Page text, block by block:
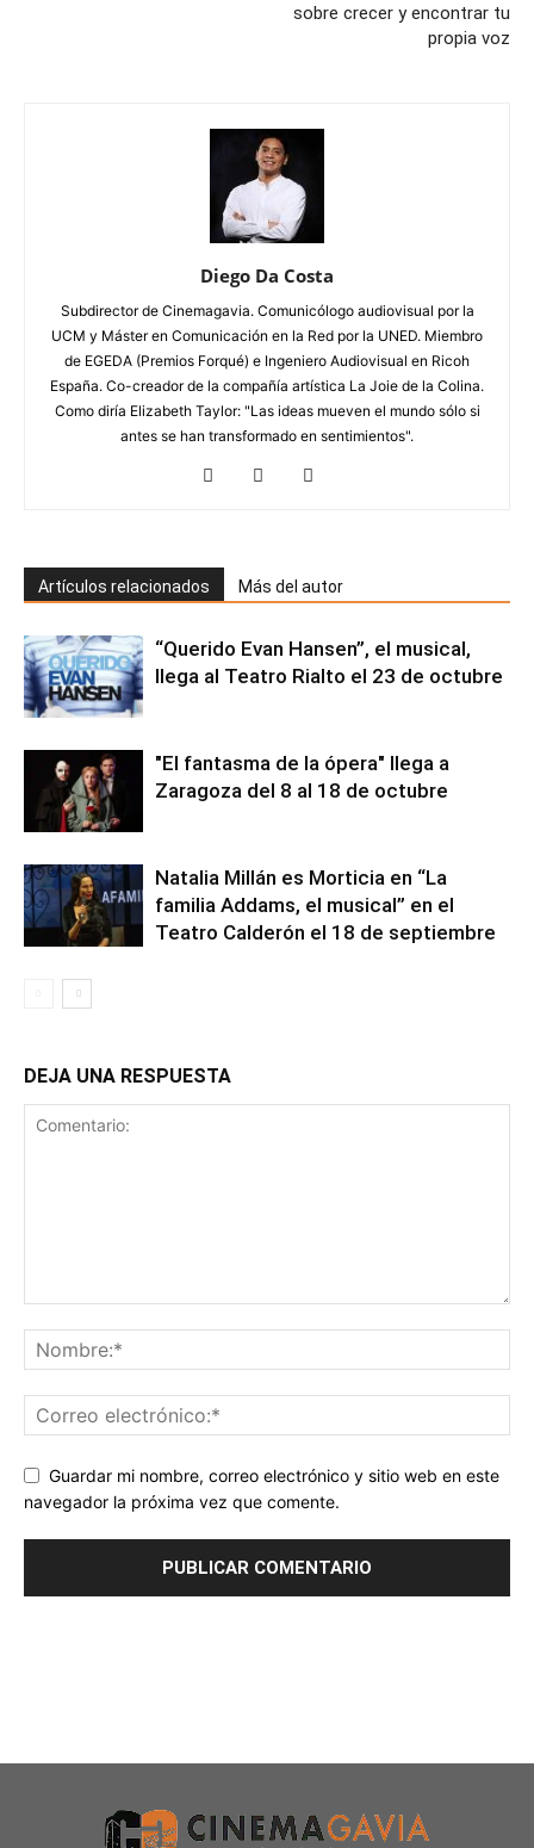
sobre crecer y encontrar tu
propia voz
Diego Da Costa
Subdirector de Cinemagavia. Comunicólogo audiovisual por la
UCM y Máster en Comunicación en la Red por la UNED. Miembro
de EGEDA (Premios Forqué) e Ingeniero Audiovisual en Ricoh
España. Co-creador de la compañía artística La Joie de la Colina.
Como diría Elizabeth Taylor: "Las ideas mueven el mundo sólo si
antes se han transformado en sentimientos".
Artículos relacionados Más del autor
“Querido Evan Hansen”, el musical,
llega al Teatro Rialto el 23 de octubre
"El fantasma de la ópera" llega a
Zaragoza del 8 al 18 de octubre
Natalia Millán es Morticia en “La
familia Addams, el musical” en el
Teatro Calderón el 18 de septiembre
DEJA UNA RESPUESTA
Guardar mi nombre, correo electrónico y sitio web en este
navegador la próxima vez que comente.